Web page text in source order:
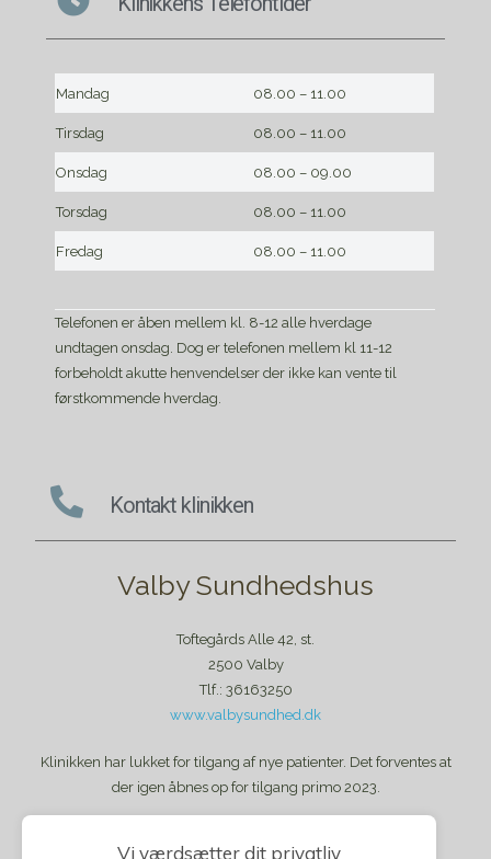
Mandag 08.00 – 11.00
Tirsdag 08.00 – 11.00
Onsdag 08.00 – 09.00
Torsdag 08.00 – 11.00
Fredag 08.00 – 11.00
Telefonen er åben mellem kl. 8-12 alle hverdage
undtagen onsdag. Dog er telefonen mellem kl 11-12
forbeholdt akutte henvendelser der ikke kan vente til
førstkommende hverdag.
Kontakt klinikken
Valby Sundhedshus
Toftegårds Alle 42, st.
2500 Valby
Tlf.: 36163250
www.valbysundhed.dk
Klinikken har lukket for tilgang af nye patienter. Det forventes at
der igen åbnes op for tilgang primo 2023.
Vi værdsætter dit privatliv